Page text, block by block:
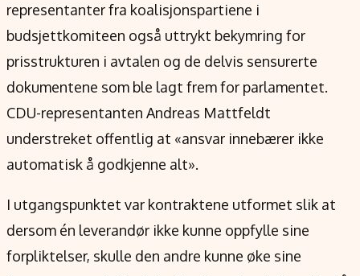
representanter fra koalisjonspartiene i
budsjettkomiteen også uttrykt bekymring for
prisstrukturen i avtalen og de delvis sensurerte
dokumentene som ble lagt frem for parlamentet.
CDU-representanten Andreas Mattfeldt
understreket offentlig at «ansvar innebærer ikke
automatisk å godkjenne alt».
I utgangspunktet var kontraktene utformet slik at
dersom én leverandør ikke kunne oppfylle sine
forpliktelser, skulle den andre kunne øke sine